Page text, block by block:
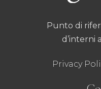
Punto di
d’interni
Privacy